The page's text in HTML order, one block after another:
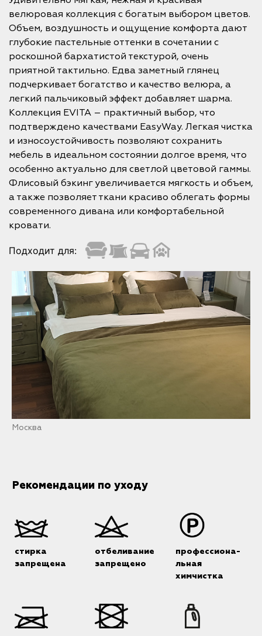
велюровая коллекция с богатым выбором цветов.
Объем, воздушность и ощущение комфорта дают
глубокие пастельные оттенки в сочетании с
роскошной бархатистой текстурой, очень
приятной тактильно. Едва заметный глянец
подчеркивает богатство и качество велюра, а
легкий пальчиковый эффект добавляет шарма.
Коллекция EVITA – практичный выбор, что
подтверждено качествами EasyWay. Легкая чистка
и износоустойчивость позволяют сохранить
мебель в идеальном состоянии долгое время, что
особенно актуально для светлой цветовой гаммы.
Флисовый бэкинг увеличивается мягкость и объем,
а также позволяет ткани красиво облегать формы
современного дивана или комфортабельной
кровати.
Подходит для:
Москва
Рекомендации по уходу
стирка
запрещена
отбеливание
запрещено
профессиона-
льная
химчистка